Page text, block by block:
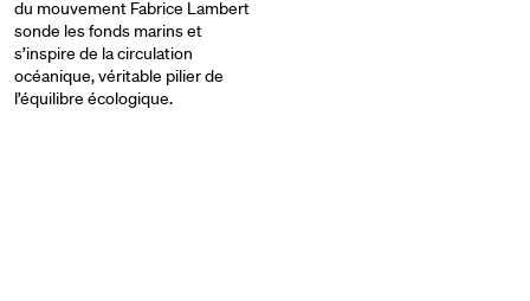
du mouvement Fabrice Lambert
sonde les fonds marins et
s’inspire de la circulation
océanique, véritable pilier de
l’équilibre écologique.